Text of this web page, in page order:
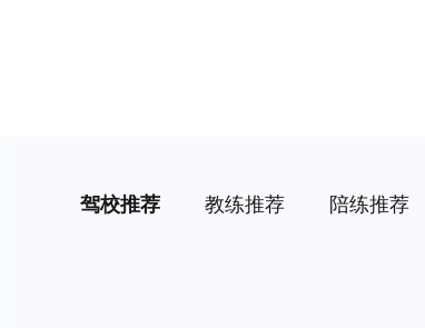
驾校推荐 教练推荐 陪练推荐